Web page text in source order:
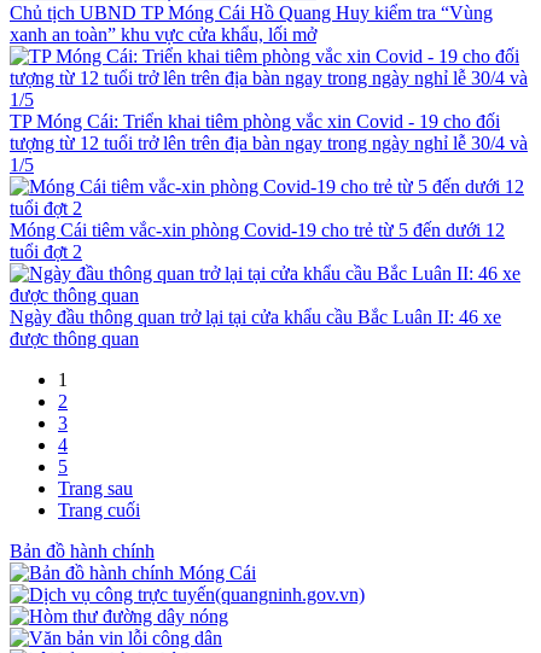
Chủ tịch UBND TP Móng Cái Hồ Quang Huy kiểm tra “Vùng
xanh an toàn” khu vực cửa khẩu, lối mở
TP Móng Cái: Triển khai tiêm phòng vắc xin Covid - 19 cho đối
tượng từ 12 tuổi trở lên trên địa bàn ngay trong ngày nghỉ lễ 30/4 và
1/5
Móng Cái tiêm vắc-xin phòng Covid-19 cho trẻ từ 5 đến dưới 12
tuổi đợt 2
Ngày đầu thông quan trở lại tại cửa khẩu cầu Bắc Luân II: 46 xe
được thông quan
1
2
3
4
5
Trang sau
Trang cuối
Bản đồ hành chính